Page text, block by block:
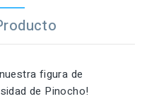
figura de
de Pinocho!